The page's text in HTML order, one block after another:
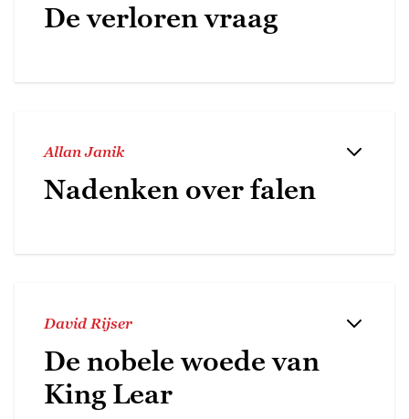
De verloren vraag
Allan Janik
Nadenken over falen
David Rijser
De nobele woede van
King Lear